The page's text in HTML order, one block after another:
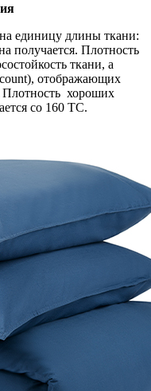
единицу длины ткани:
получается. Плотность
ткани, а
отображающих
Плотность хороших
со 160 ТС.